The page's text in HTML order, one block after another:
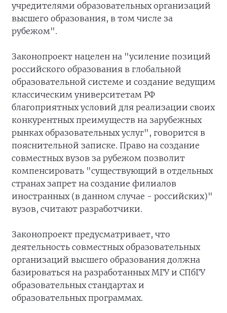
учредителями образовательных организаций
высшего образования, в том числе за
рубежом".
Законопроект нацелен на "усиление позиций
российского образования в глобальной
образовательной системе и создание ведущим
классическим университетам РФ
благоприятных условий для реализации своих
конкурентных преимуществ на зарубежных
рынках образовательных услуг", говорится в
пояснительной записке. Право на создание
совместных вузов за рубежом позволит
компенсировать "существующий в отдельных
странах запрет на создание филиалов
иностранных (в данном случае - российских)"
вузов, считают разработчики.
Законопроект предусматривает, что
деятельность совместных образовательных
организаций высшего образования должна
базироваться на разработанных МГУ и СПбГУ
образовательных стандартах и
образовательных программах.